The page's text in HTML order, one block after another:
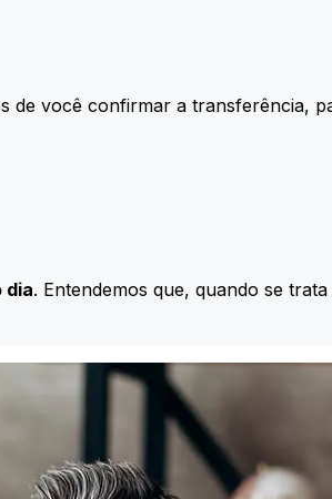
de você confirmar a transferência,
dia. Entendemos que, quando se